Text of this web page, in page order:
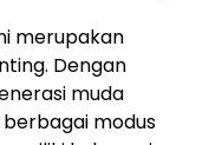
merupakan
Dengan
muda
modus